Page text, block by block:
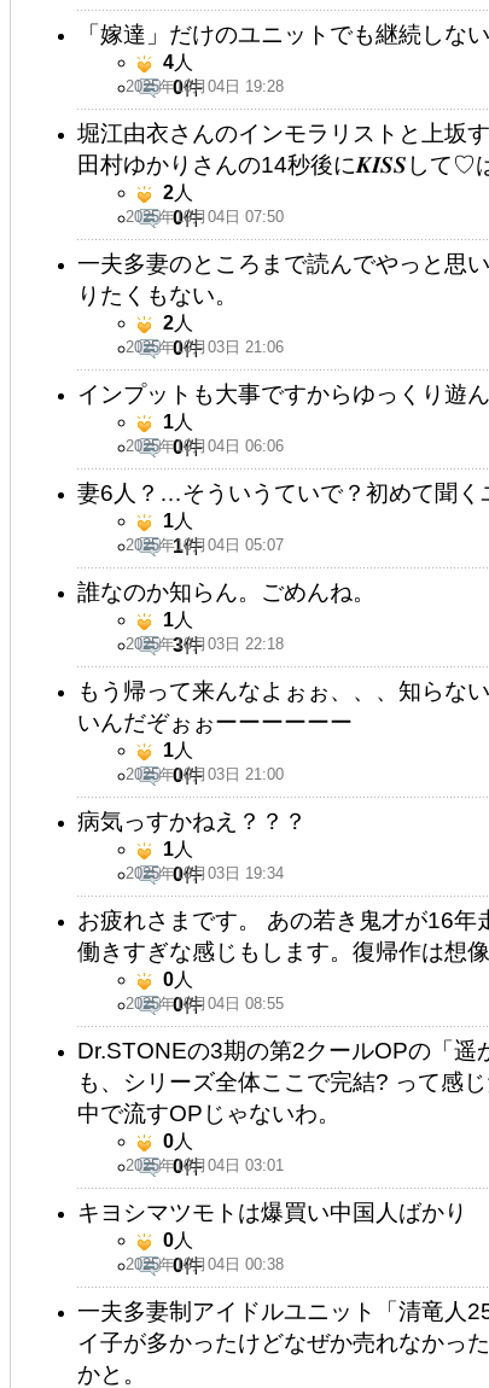
「嫁達」だけのユニットでも継続しな
2025年10月04日 19:28
4人
0件
堀江由衣さんのインモラリストと上坂
田村ゆかりさんの14秒後に‪𝑲𝑰𝑺𝑺‬して♡
2025年10月04日 07:50
2人
0件
一夫多妻のところまで読んでやっと思
りたくもない。
2025年10月03日 21:06
2人
0件
インプットも大事ですからゆっくり遊
2025年10月04日 06:06
1人
0件
妻6人？…そういうていで？初めて聞く
2025年10月04日 05:07
1人
1件
誰なのか知らん。ごめんね。
2025年10月03日 22:18
1人
3件
もう帰って来んなよぉぉ、、、知らな
いんだぞぉぉーーーーーー
2025年10月03日 21:00
1人
0件
病気っすかねえ？？？
2025年10月03日 19:34
1人
0件
お疲れさまです。 あの若き鬼才が16
働きすぎな感じもします。復帰作は想
2025年10月04日 08:55
0人
0件
Dr.STONEの3期の第2クールOPの「
も、シリーズ全体ここで完結? って感
中で流すOPじゃないわ。
2025年10月04日 03:01
0人
0件
キヨシマツモトは爆買い中国人ばかり
2025年10月04日 00:38
0人
0件
一夫多妻制アイドルユニット「清竜人
イ子が多かったけどなぜか売れなかっ
かと。